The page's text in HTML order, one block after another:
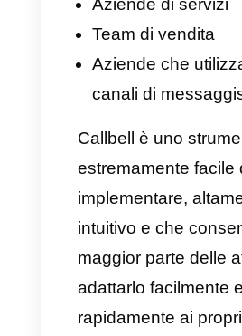
Whatsapp
Integrazione
Agenti IA
Chiamate
Per chi
Ora parliamo di